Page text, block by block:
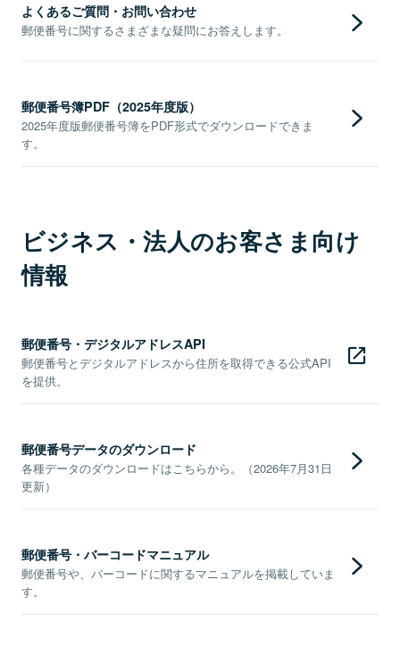
よくあるご質問・お問い合わせ
郵便番号に関するさまざまな疑問にお答えします。
郵便番号簿PDF（2025年度版）
2025年度版郵便番号簿をPDF形式でダウンロードできま
す。
ビジネス・法人のお客さま向け
情報
郵便番号・デジタルアドレスAPI
郵便番号とデジタルアドレスから住所を取得できる公式API
を提供。
郵便番号データのダウンロード
各種データのダウンロードはこちらから。（2026年7月31日
更新）
郵便番号・バーコードマニュアル
郵便番号や、バーコードに関するマニュアルを掲載していま
す。